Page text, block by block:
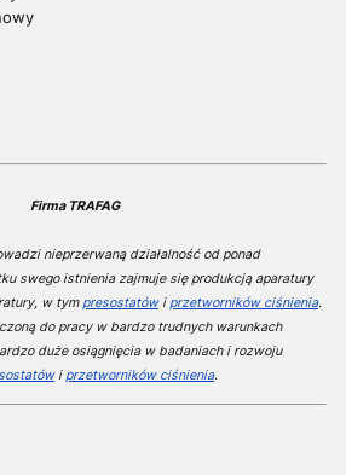
FirmaTRAFAG
nieprzerwaną działalność od ponad
swego istnienia zajmuje się produkcją aparatury
w tym presostatówi przetworników ciśnienia.
do pracy w bardzo trudnych warunkach
duże osiągnięcia w badaniach i rozwoju
i przetworników ciśnienia.